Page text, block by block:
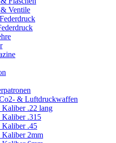
Ventile
& Luftdruckwaffen
Kaliber .22 lang
Kaliber .315
Kaliber .45
Kaliber 2mm